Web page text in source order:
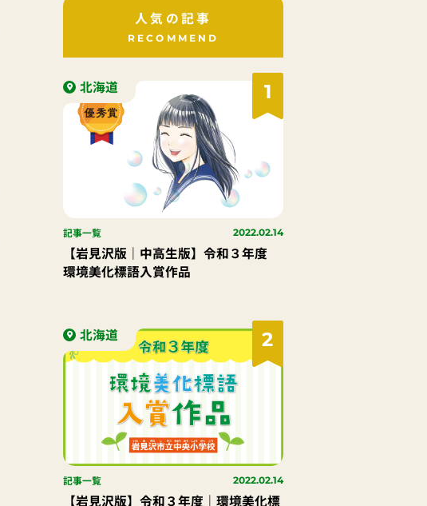
人気の記事
RECOMMEND
1
北海道
記事一覧 2022.02.14
【岩見沢版｜中高生版】令和３年度
環境美化標語入賞作品
2
北海道
記事一覧 2022.02.14
【岩見沢版】令和３年度｜環境美化標